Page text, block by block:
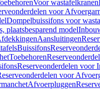
Voor wastafelkranen
voor
Dompelbuissifons voor
plaatsbesparend model
Aansluitingen
Buissifons
Toebehoren
Reserveonderdelen voor
voor
Afvoerpluggen